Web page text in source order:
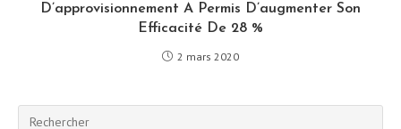
D’approvisionnement A Permis D’augmenter Son
Efficacité De 28 %
2 mars 2020